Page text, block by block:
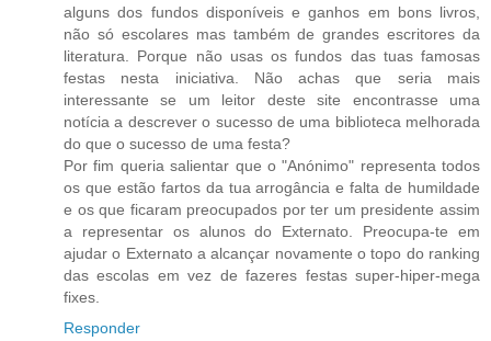
alguns dos fundos disponíveis e ganhos em bons livros,
não só escolares mas também de grandes escritores da
literatura. Porque não usas os fundos das tuas famosas
festas nesta iniciativa. Não achas que seria mais
interessante se um leitor deste site encontrasse uma
notícia a descrever o sucesso de uma biblioteca melhorada
do que o sucesso de uma festa?
Por fim queria salientar que o "Anónimo" representa todos
os que estão fartos da tua arrogância e falta de humildade
e os que ficaram preocupados por ter um presidente assim
a representar os alunos do Externato. Preocupa-te em
ajudar o Externato a alcançar novamente o topo do ranking
das escolas em vez de fazeres festas super-hiper-mega
fixes.
Responder